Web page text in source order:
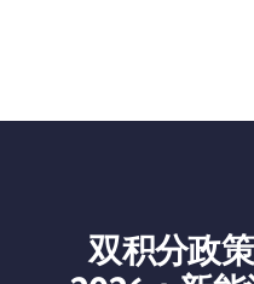
容
双积分政